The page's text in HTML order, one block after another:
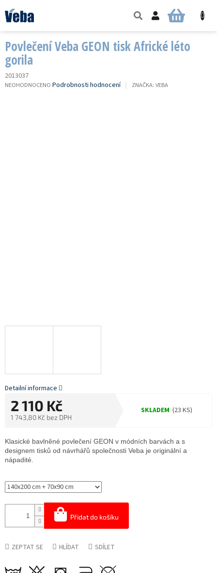
na
obsah
NÁKUPNÍ
Povlečení Veba GEON tisk Africké léto
gorila
2013037
PRŮMĚRNÉ
NEOHODNOCENO Podrobnosti hodnocení ZNAČKA: VEBA
2 110 Kč
1 743,80 Kč bez DPH
SKLADEM (23 KS)
Přidat do košíku
Klasické bavlněné povlečení GEON v módních barvách a s
designem tisků od návrhářů společnosti Veba je originální a
nápadité.
Detailní informace
ZEPTAT SE HLÍDAT SDÍLET